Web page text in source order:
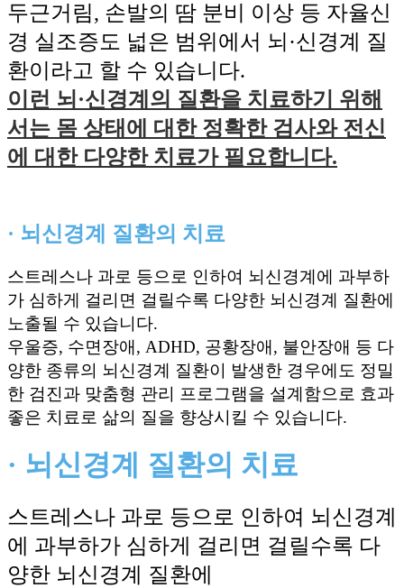
두근거림, 손발의 땀 분비 이상 등 자율신
경 실조증도 넓은 범위에서 뇌·신경계 질
환이라고 할 수 있습니다.
이런 뇌·신경계의 질환을 치료하기 위해
서는 몸 상태에 대한 정확한 검사와 전신
에 대한 다양한 치료가 필요합니다.
· 뇌신경계 질환의 치료
스트레스나 과로 등으로 인하여 뇌신경계에 과부하
가 심하게 걸리면 걸릴수록 다양한 뇌신경계 질환에
노출될 수 있습니다.
우울증, 수면장애, ADHD, 공황장애, 불안장애 등 다
양한 종류의 뇌신경계 질환이 발생한 경우에도 정밀
한 검진과 맞춤형 관리 프로그램을 설계함으로 효과
좋은 치료로 삶의 질을 향상시킬 수 있습니다.
· 뇌신경계 질환의 치료
스트레스나 과로 등으로 인하여 뇌신경계
에 과부하가 심하게 걸리면 걸릴수록 다
양한 뇌신경계 질환에